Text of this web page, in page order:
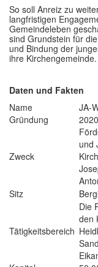
So soll Anreiz zu
langfristigen
Gemeindeleben
sind Grundstein für
und Bindung der
ihre Kirchengemeinde.
Daten und Fakten
Name
JA-
Gründung
2020
Zweck
und
Sitz
Tätigkeitsbereich
Die
den